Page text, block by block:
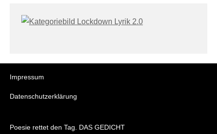
Impressum
Datenschutzerklärung
Poesie rettet den Tag. DAS GEDICHT